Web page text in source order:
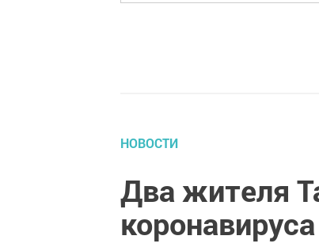
НОВОСТИ
Два жителя
коронавируса